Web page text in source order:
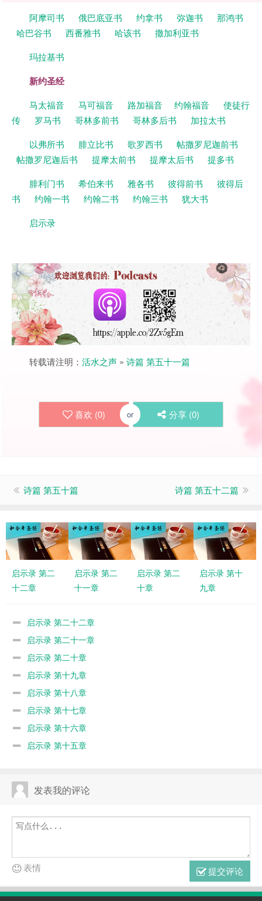
阿摩司书
俄巴底亚书 约拿书 弥迦书
那鸿书
哈巴谷书
西番雅书 哈该书
撒加利亚书
玛拉基书
新约圣经
马太福音 马可福音 路加福音 约翰福音
使徒行
传
罗马书 哥林多前书 哥林多后书
加拉太书
以弗所书
腓立比书 歌罗西书
帖撒罗尼迦前书
帖撒罗尼迦后书
提摩太前书 提摩太后书
提多书
腓利门书
希伯来书 雅各书 彼得前书
彼得后
书
约翰一书 约翰二书 约翰三书
犹大书
启示录
转载请注明： 活水之声 » 诗篇 第五十一篇
喜欢 (0) or 分享 (0)
诗篇 第五十篇 诗篇 第五十二篇
启示录 第二
十二章
启示录 第二
十一章
启示录 第二
十章
启示录 第十
九章
启示录 第二十二章
启示录 第二十一章
启示录 第二十章
启示录 第十九章
启示录 第十八章
启示录 第十七章
启示录 第十六章
启示录 第十五章
发表我的评论
提交评论
表情